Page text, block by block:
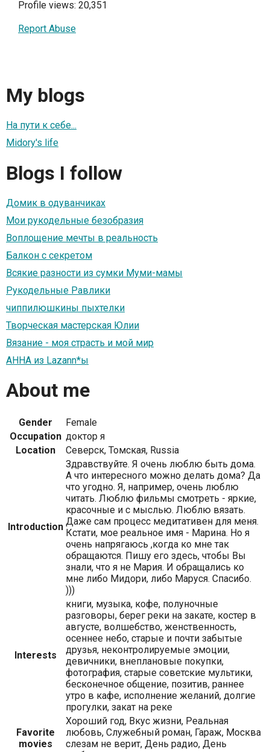
Profile views: 20,351
Report Abuse
My blogs
На пути к себе...
Midory's life
Blogs I follow
Домик в одуванчиках
Мои рукодельные безобразия
Воплощение мечты в реальность
Балкон с секретом
Всякие разности из сумки Муми-мамы
Рукодельные Равлики
чиппилюшкины пыхтелки
Творческая мастерская Юлии
Вязание - моя страсть и мой мир
АННА из Lazann*ы
About me
Gender
Female
Occupation доктор я
Location
Северск, Томская, Russia
Introduction
Здравствуйте. Я очень люблю быть дома.
А что интересного можно делать дома? Да
что угодно. Я, например, очень люблю
читать. Люблю фильмы смотреть - яркие,
красочные и с мыслью. Люблю вязать.
Даже сам процесс медитативен для меня.
Кстати, мое реальное имя - Марина. Но я
очень напрягаюсь ,когда ко мне так
обращаются. Пишу его здесь, чтобы Вы
знали, что я не Мария. И обращались ко
мне либо Мидори, либо Маруся. Спасибо.
)))
Interests
книги, музыка, кофе, полуночные
разговоры, берег реки на закате, костер в
августе, волшебство, женственность,
осеннее небо, старые и почти забытые
друзья, неконтролируемые эмоции,
девичники, внеплановые покупки,
фотография, старые советские мультики,
бесконечное общение, позитив, раннее
утро в кафе, исполнение желаний, долгие
прогулки, закат на реке
Favorite
movies
Хороший год, Вкус жизни, Реальная
любовь, Служебный роман, Гараж, Москва
слезам не верит, День радио, День